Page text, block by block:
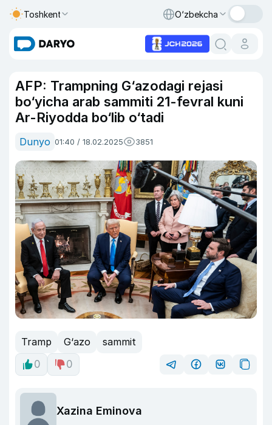
Toshkent O‘zbekcha
AFP: Trampning G‘azodagi rejasi
bo‘yicha arab sammiti 21-fevral kuni
Ar-Riyodda bo‘lib o‘tadi
Dunyo 01:40 / 18.02.2025 3851
Tramp G‘azo
sammit
0
0
Xazina Eminova